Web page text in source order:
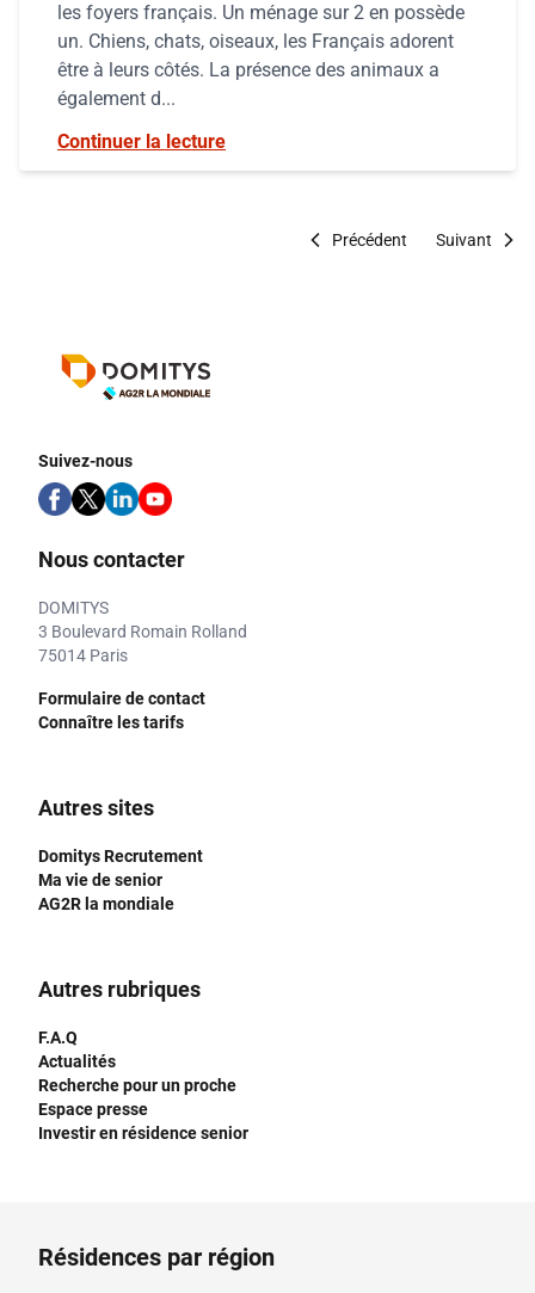
les foyers français. Un ménage sur 2 en possède
un. Chiens, chats, oiseaux, les Français adorent
être à leurs côtés. La présence des animaux a
également d...
Continuer la lecture
Précédent Suivant
Suivez-nous
Nous contacter
DOMITYS
3 Boulevard Romain Rolland
75014 Paris
Formulaire de contact
Connaître les tarifs
Autres sites
Domitys Recrutement
Ma vie de senior
AG2R la mondiale
Autres rubriques
F.A.Q
Actualités
Recherche pour un proche
Espace presse
Investir en résidence senior
Résidences par région